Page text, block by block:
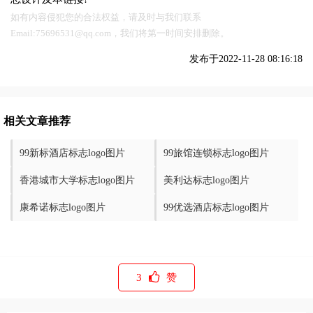
如有内容侵犯您的合法权益，请及时与我们联系
Email:75696531@qq.com，我们将第一时间安排删除。
发布于2022-11-28 08:16:18
相关文章推荐
99新标酒店标志logo图片 99旅馆连锁标志logo图片
香港城市大学标志logo图片 美利达标志logo图片
康希诺标志logo图片 99优选酒店标志logo图片
3 赞